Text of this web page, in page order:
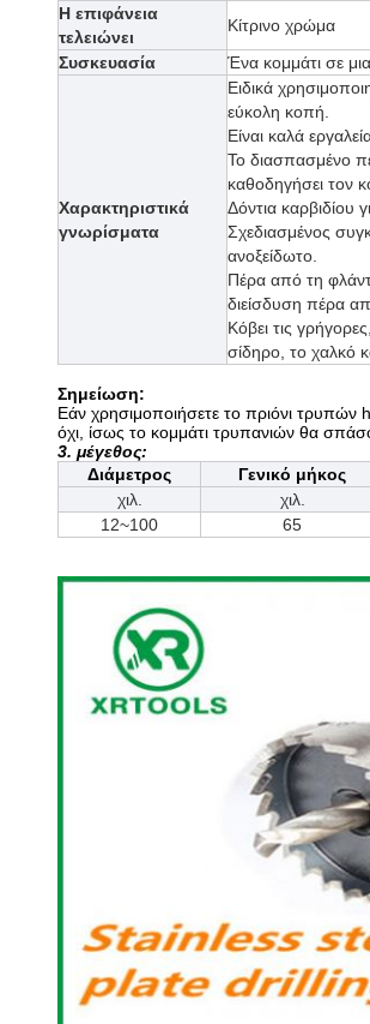
Η επιφάνεια
τελειώνει
Κίτρινο χρώμα
Συσκευασία
Ένα κομμάτι σε
Χαρακτηριστικά
γνωρίσματα
Ειδικά
εύκολη κοπή.
Είναι καλά
Το διασπασμένο
καθοδηγήσει τον
Δόντια
Σχεδιασμένος
ανοξείδωτο.
Πέρα από τη
διείσδυση πέρα
Κόβει τις
σίδηρο, το χαλκό
Σημείωση:
Εάν χρησιμοποιήσετε το πριόνι τρυπών
όχι, ίσως το κομμάτι τρυπανιών θα
3. μέγεθος:
Διάμετρος
Γενικό μήκος
χιλ.
χιλ.
12~100
65